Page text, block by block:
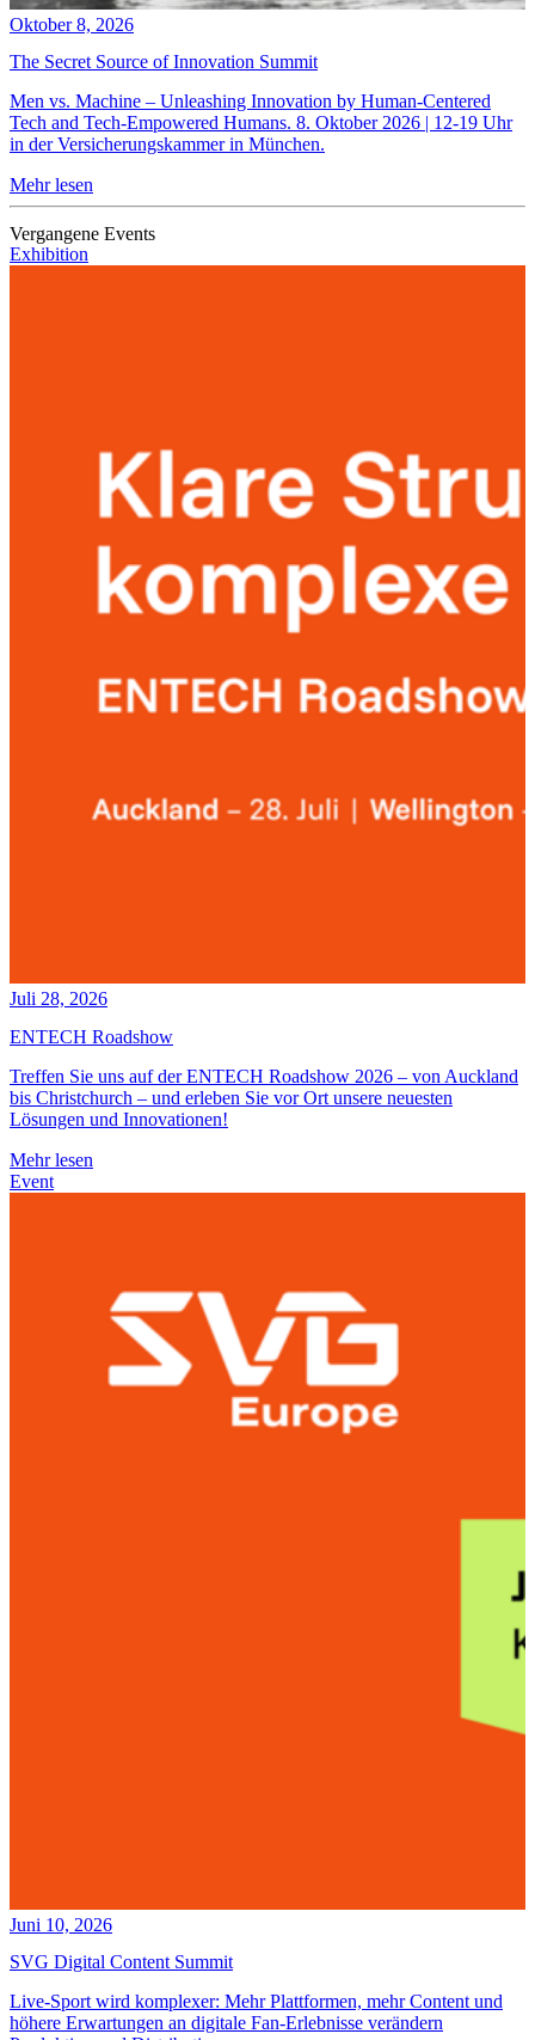
Oktober 8, 2026
The Secret Source of Innovation Summit
Men vs. Machine – Unleashing Innovation by Human-Centered
Tech and Tech-Empowered Humans. 8. Oktober 2026 | 12-19 Uhr
in der Versicherungskammer in München.
Mehr lesen
Vergangene Events
Exhibition
Juli 28, 2026
ENTECH Roadshow
Treffen Sie uns auf der ENTECH Roadshow 2026 – von Auckland
bis Christchurch – und erleben Sie vor Ort unsere neuesten
Lösungen und Innovationen!
Mehr lesen
Event
Juni 10, 2026
SVG Digital Content Summit
Live-Sport wird komplexer: Mehr Plattformen, mehr Content und
höhere Erwartungen an digitale Fan-Erlebnisse verändern